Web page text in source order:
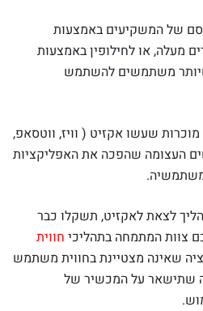
של המשקיעים באמצעות
מעלה, או לחילופין באמצעות
משתמשים להשתמש
שעשו אקזיט ( וויז, ווטסאפ,
העצומה שהפכה את האפליקציות
לצאת לאקזיט, תשקלו כבר
צוות המתמחה בתהליכי חווית
שאינה מצטיינת בחווית משתמש
שתישאר על המכשיר של